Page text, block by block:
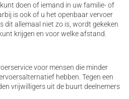
doen of iemand in uw familie- of
is ook of u het openbaar vervoer
dit allemaal niet zo is, wordt gekeken
krijgen en voor welke afstand.
voor mensen die minder
hebben. Tegen een
vrijwilligers uit de buurt deelnemers